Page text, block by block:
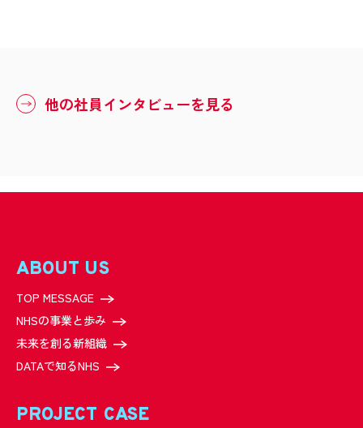
他の社員インタビューを見る
ABOUT US
TOP MESSAGE
NHSの事業と歩み
未来を創る新組織
DATAで知るNHS
PROJECT CASE